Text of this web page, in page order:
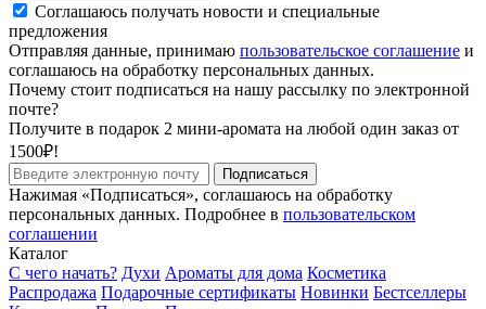
Соглашаюсь получать новости и специальные
предложения
Отправляя данные, принимаю пользовательское соглашение и
соглашаюсь на обработку персональных данных.
Почему стоит подписаться на нашу рассылку по электронной
почте?
Получите в подарок 2 мини-аромата на любой один заказ от
1500₽!
Подписаться
Нажимая «Подписаться», соглашаюсь на обработку
персональных данных. Подробнее в пользовательском
соглашении
Каталог
С чего начать? Духи Ароматы для дома Косметика
Распродажа Подарочные сертификаты Новинки Бестселлеры